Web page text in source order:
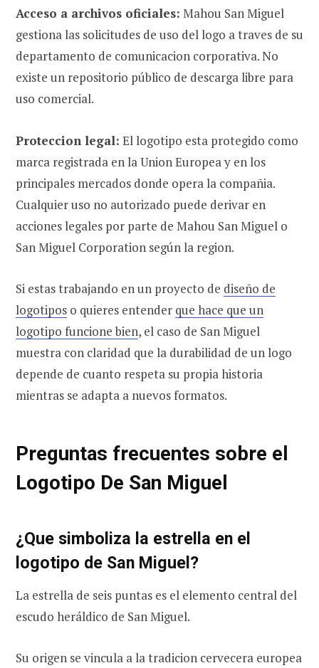
Acceso a archivos oficiales: Mahou San Miguel
gestiona las solicitudes de uso del logo a traves de su
departamento de comunicacion corporativa. No
existe un repositorio público de descarga libre para
uso comercial.
Proteccion legal: El logotipo esta protegido como
marca registrada en la Union Europea y en los
principales mercados donde opera la compañia.
Cualquier uso no autorizado puede derivar en
acciones legales por parte de Mahou San Miguel o
San Miguel Corporation según la region.
Si estas trabajando en un proyecto de diseño de
logotipos o quieres entender que hace que un
logotipo funcione bien, el caso de San Miguel
muestra con claridad que la durabilidad de un logo
depende de cuanto respeta su propia historia
mientras se adapta a nuevos formatos.
Preguntas frecuentes sobre el
Logotipo De San Miguel
¿Que simboliza la estrella en el
logotipo de San Miguel?
La estrella de seis puntas es el elemento central del
escudo heráldico de San Miguel.
Su origen se vincula a la tradicion cervecera europea